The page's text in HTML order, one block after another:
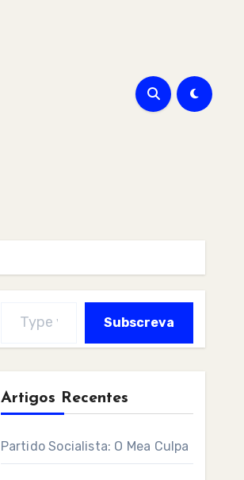
Subscreva
Artigos Recentes
Partido Socialista: O Mea Culpa